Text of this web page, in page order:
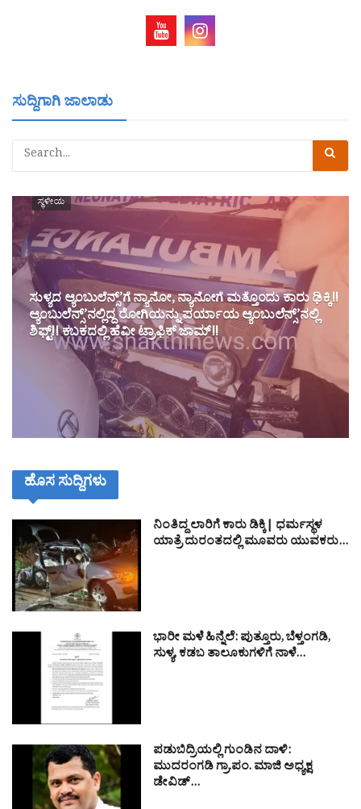
ಸುದ್ದಿಗಾಗಿ ಜಾಲಾಡು
ಸ್ಥಳೀಯ
ಸುಳ್ಯದ ಆ್ಯಂಬುಲೆನ್ಸ್’ಗೆ ನ್ಯಾನೋ, ನ್ಯಾನೋಗೆ ಮತ್ತೊಂದು ಕಾರು ಢಿಕ್ಕಿ!!
ಆ್ಯಂಬುಲೆನ್ಸ್’ನಲ್ಲಿದ್ದ ರೋಗಿಯನ್ನು ಪರ್ಯಾಯ ಆ್ಯಂಬುಲೆನ್ಸ್’ನಲ್ಲಿ
ಶಿಫ್ಟ್!! ಕಬಕದಲ್ಲಿ ಹೆವೀ ಟ್ರಾಫಿಕ್ ಜಾಮ್!!
ಹೊಸ ಸುದ್ದಿಗಳು
ನಿಂತಿದ್ದ ಲಾರಿಗೆ ಕಾರು ಡಿಕ್ಕಿ| ಧರ್ಮಸ್ಥಳ
ಯಾತ್ರೆ ದುರಂತದಲ್ಲಿ ಮೂವರು ಯುವಕರು…
ಭಾರೀ ಮಳೆ ಹಿನ್ನೆಲೆ: ಪುತ್ತೂರು, ಬೆಳ್ತಂಗಡಿ,
ಸುಳ್ಯ, ಕಡಬ ತಾಲೂಕುಗಳಿಗೆ ನಾಳೆ…
ಪಡುಬಿದ್ರಿಯಲ್ಲಿ ಗುಂಡಿನ ದಾಳಿ:
ಮುದರಂಗಡಿ ಗ್ರಾ.ಪಂ. ಮಾಜಿ ಅಧ್ಯಕ್ಷ
ಡೇವಿಡ್…